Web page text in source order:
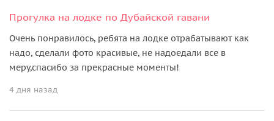
Прогулка на лодке по Дубайской гавани
Очень понравилось, ребята на лодке отрабатывают как
надо, сделали фото красивые, не надоедали все в
меру,спасибо за прекрасные моменты!
4 дня назад